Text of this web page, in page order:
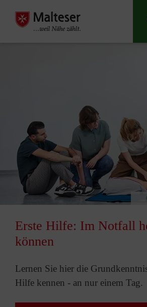
Erste Hilfe: Im Notfall
können
Lernen Sie hier die
Hilfe kennen - an nur einem Tag.